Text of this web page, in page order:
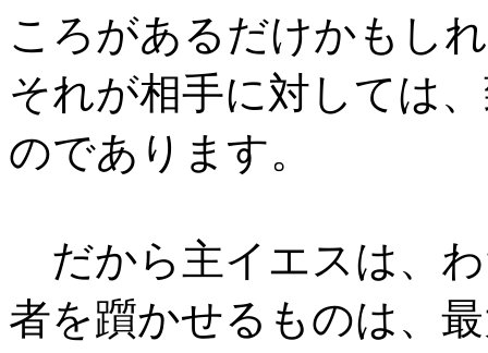
ころがあるだけかもし
それが相手に対しては
のであります。
だから主イエスは、
者を躓かせるものは、